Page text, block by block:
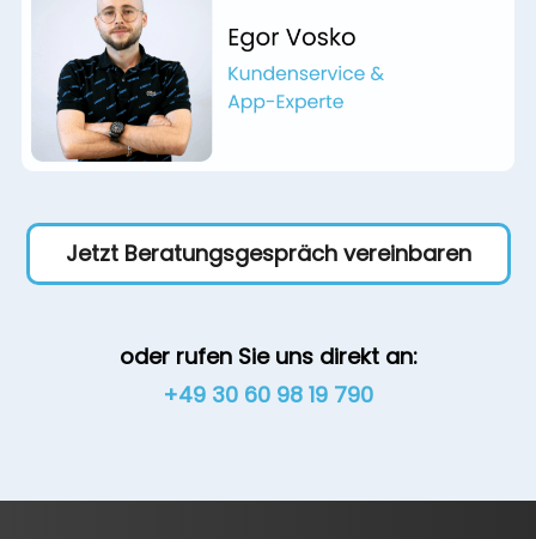
Jetzt Beratungsgespräch vereinbaren
oder rufen Sie uns direkt an:
+49 30 60 98 19 790